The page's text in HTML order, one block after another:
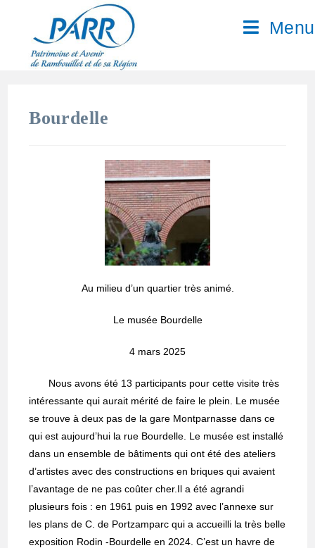
Menu
Bourdelle
Au milieu d’un quartier très animé.
Le musée Bourdelle
4 mars 2025
Nous avons été 13 participants pour cette visite très
intéressante qui aurait mérité de faire le plein. Le musée
se trouve à deux pas de la gare Montparnasse dans ce
qui est aujourd’hui la rue Bourdelle. Le musée est installé
dans un ensemble de bâtiments qui ont été des ateliers
d’artistes avec des constructions en briques qui avaient
l’avantage de ne pas coûter cher.Il a été agrandi
plusieurs fois : en 1961 puis en 1992 avec l’annexe sur
les plans de C. de Portzamparc qui a accueilli la très belle
exposition Rodin -Bourdelle en 2024. C’est un havre de